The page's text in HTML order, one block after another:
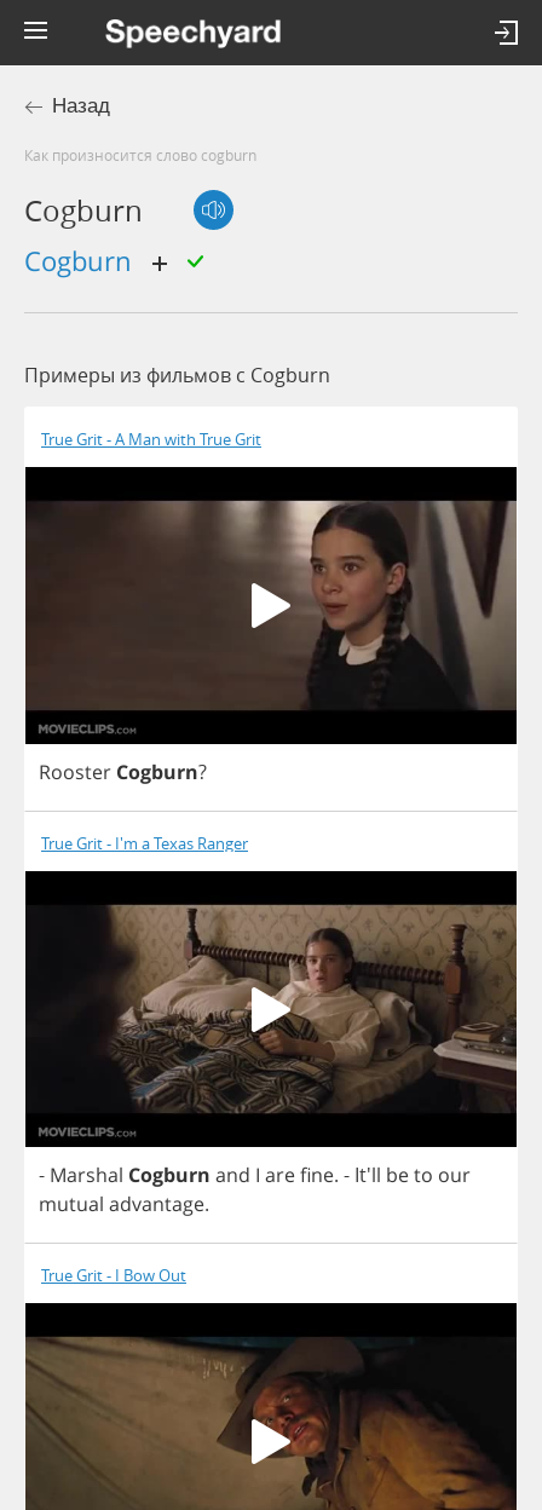
Назад
Как произносится слово cogburn
Cogburn
cogburn
Примеры из фильмов c Cogburn
True Grit - A Man with True Grit
Rooster Cogburn?
True Grit - I'm a Texas Ranger
- Marshal Cogburn and I arefine. - It'll beto our
mutual advantage.
True Grit - I Bow Out